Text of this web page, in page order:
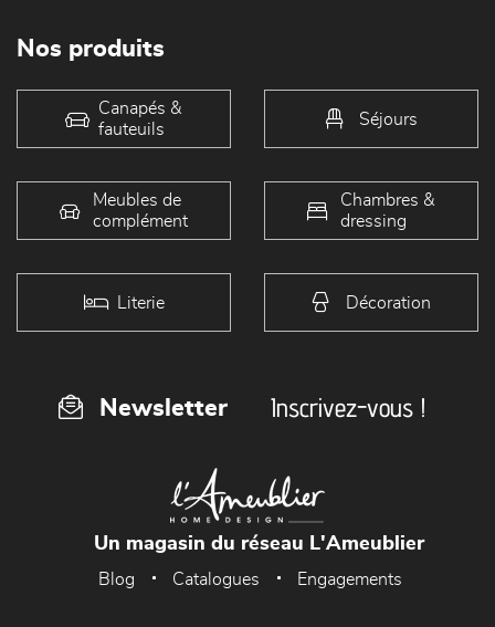
Nos produits
Canapés &
fauteuils
Séjours
Meubles de
complément
Chambres &
dressing
Literie Décoration
Newsletter Inscrivez-vous !
Un magasin du réseau L'Ameublier
Blog Catalogues Engagements